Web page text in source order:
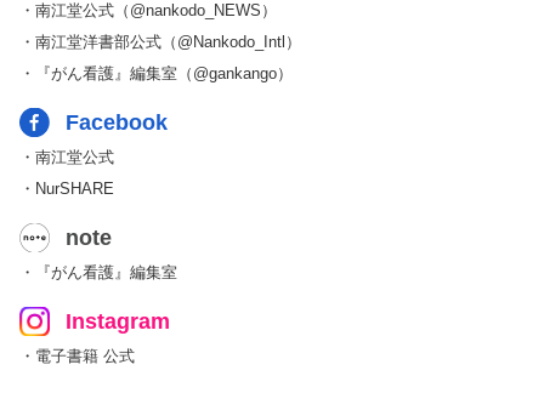
・南江堂公式（@nankodo_NEWS）
・南江堂洋書部公式（@Nankodo_Intl）
・『がん看護』編集室（@gankango）
Facebook
・南江堂公式
・NurSHARE
note
・『がん看護』編集室
Instagram
・電子書籍 公式